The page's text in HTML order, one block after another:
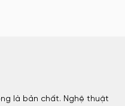
là bản chất. Nghệ thuật